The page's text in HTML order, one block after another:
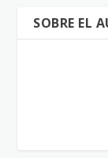
SOBRE EL